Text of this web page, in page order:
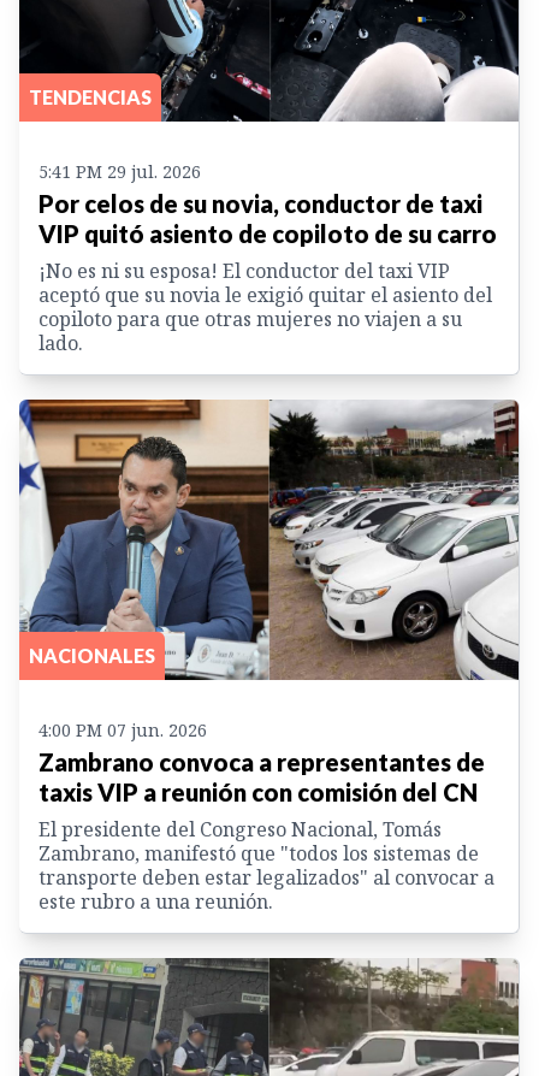
TENDENCIAS
5:41 PM 29 jul. 2026
Por celos de su novia, conductor de taxi
VIP quitó asiento de copiloto de su carro
¡No es ni su esposa! El conductor del taxi VIP
aceptó que su novia le exigió quitar el asiento del
copiloto para que otras mujeres no viajen a su
lado.
NACIONALES
4:00 PM 07 jun. 2026
Zambrano convoca a representantes de
taxis VIP a reunión con comisión del CN
El presidente del Congreso Nacional, Tomás
Zambrano, manifestó que "todos los sistemas de
transporte deben estar legalizados" al convocar a
este rubro a una reunión.